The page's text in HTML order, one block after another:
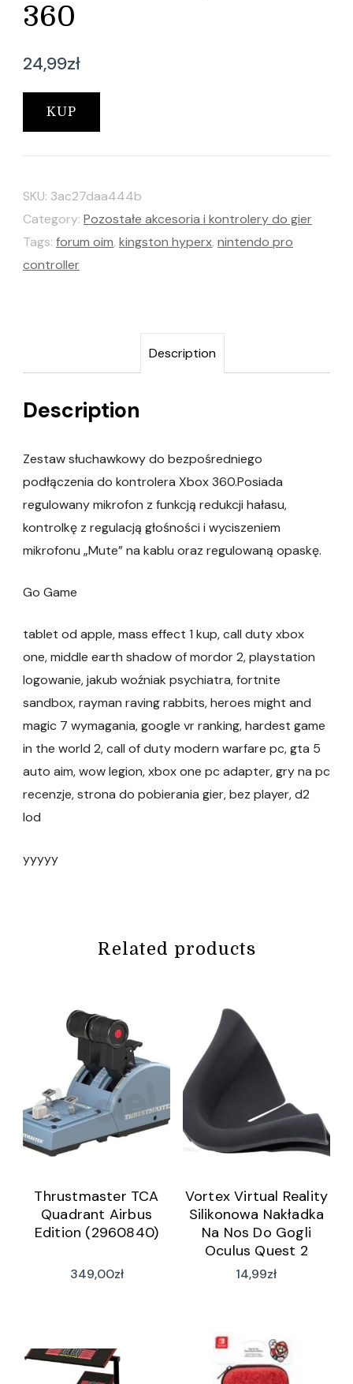
360
24,99zł
KUP
SKU: 3ac27daa444b
Category: Pozostałe akcesoria i kontrolery do gier
Tags: forum oim, kingston hyperx, nintendo pro
controller
Description
Description
Zestaw słuchawkowy do bezpośredniego
podłączenia do kontrolera Xbox 360.Posiada
regulowany mikrofon z funkcją redukcji hałasu,
kontrolkę z regulacją głośności i wyciszeniem
mikrofonu „Mute” na kablu oraz regulowaną opaskę.
Go Game
tablet od apple, mass effect 1 kup, call duty xbox
one, middle earth shadow of mordor 2, playstation
logowanie, jakub woźniak psychiatra, fortnite
sandbox, rayman raving rabbits, heroes might and
magic 7 wymagania, google vr ranking, hardest game
in the world 2, call of duty modern warfare pc, gta 5
auto aim, wow legion, xbox one pc adapter, gry na pc
recenzje, strona do pobierania gier, bez player, d2
lod
yyyyy
Related products
Thrustmaster TCA
Quadrant Airbus
Edition (2960840)
349,00zł
Vortex Virtual Reality
Silikonowa Nakładka
Na Nos Do Gogli
Oculus Quest 2
14,99zł